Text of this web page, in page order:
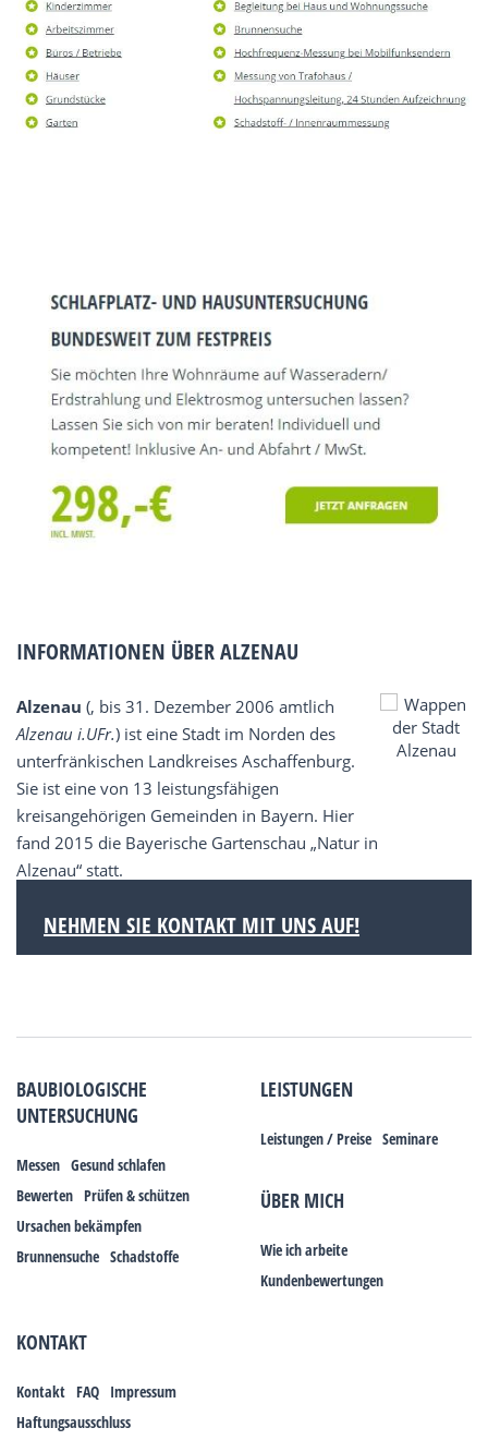
INFORMATIONEN ÜBER ALZENAU
Alzenau (, bis 31. Dezember 2006 amtlich
Alzenau i.UFr.) ist eine Stadt im Norden des
unterfränkischen Landkreises Aschaffenburg.
Sie ist eine von 13 leistungsfähigen
kreisangehörigen Gemeinden in Bayern. Hier
fand 2015 die Bayerische Gartenschau „Natur in
Alzenau“ statt.
NEHMEN SIE KONTAKT MIT UNS AUF!
BAUBIOLOGISCHE
UNTERSUCHUNG
Messen Gesund schlafen
Bewerten Prüfen & schützen
Ursachen bekämpfen
Brunnensuche Schadstoffe
LEISTUNGEN
Leistungen / Preise Seminare
ÜBER MICH
Wie ich arbeite
Kundenbewertungen
KONTAKT
Kontakt FAQ Impressum
Haftungsausschluss